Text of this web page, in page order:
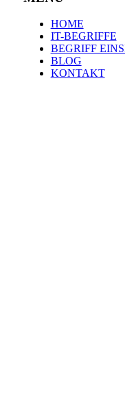
HOME
IT-BEGRIFFE
BEGRIFF
BLOG
KONTAKT